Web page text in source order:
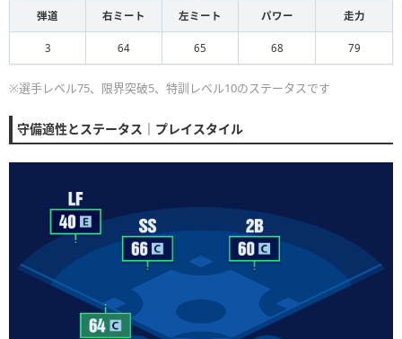
弾道 右ミート 左ミート パワー 走力
3 64 65 68 79
※選手レベル75、限界突破5、特訓レベル10のステータスです
守備適性とステータス｜プレイスタイル